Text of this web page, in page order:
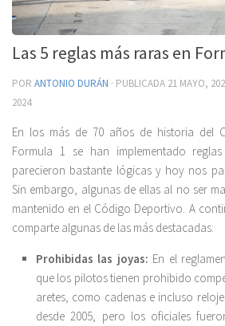
Las 5 reglas más raras en
POR ANTONIO DURÁN · PUBLICADA 21 MAYO,
2024
En los más de 70 años de historia del
Formula 1 se han implementado
parecieron bastante lógicas y hoy nos
Sin embargo, algunas de ellas al no ser
mantenido en el Código Deportivo. A
comparte algunas de las más destacadas:
Prohibidas las joyas: En el
que los pilotos tienen prohibido
aretes, como cadenas e incluso
desde 2005, pero los oficiales